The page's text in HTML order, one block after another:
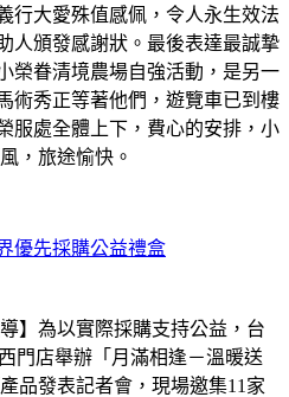
行大愛殊值感佩，令人永生效法
人頒發感謝狀。最後表達最誠摯
榮眷清境農場自強活動，是另一
術秀正等著他們，遊覽車已到樓
服處全體上下，費心的安排，小
，旅途愉快。
優先採購公益禮盒
】為以實際採購支持公益，台
門店舉辦「月滿相逢－溫暖送
品發表記者會，現場邀集11家